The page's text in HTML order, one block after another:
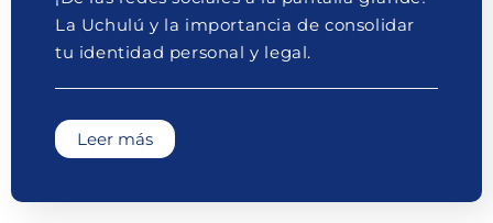
La Uchulú y la importancia de consolidar
tu identidad personal y legal.
Leer más